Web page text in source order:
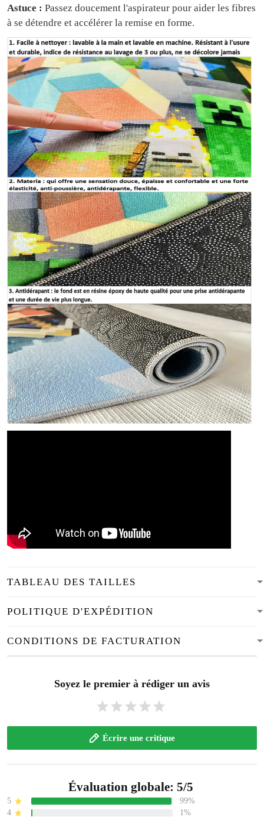
Astuce : Passez doucement l'aspirateur pour aider les fibres
à se détendre et accélérer la remise en forme.
TABLEAU DES TAILLES
POLITIQUE D'EXPÉDITION
CONDITIONS DE FACTURATION
Soyez le premier à rédiger un avis
Écrire une critique
Évaluation globale: 5/5
5
99%
4
1%